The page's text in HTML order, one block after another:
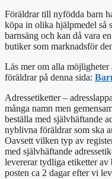
Föräldrar till nyfödda barn
köpa in olika hjälpmedel så
barnsäng och kan då vara
butiker som marknadsför
Läs mer om alla möjligheter
föräldrar på denna sida:
Adressetiketter –
många namn men
beställa med självhäftande
nyblivna föräldrar som ska
Oavsett vilken typ av
med självhäftande
levererar tydliga etiketter
posten ca 2 dagar efter vi